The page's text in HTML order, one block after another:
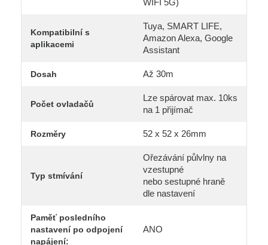
WIFI 5G)
Kompatibilní s
aplikacemi
Tuya, SMART LIFE,
Amazon Alexa, Google
Assistant
Dosah Až 30m
Počet ovladačů
Lze spárovat max. 10ks
na 1 přijímač
Rozměry 52 x 52 x 26mm
Typ stmívání
Ořezávání půlvlny na
vzestupné
nebo sestupné hraně
dle nastavení
Paměť posledního
nastavení po odpojení
napájení:
ANO